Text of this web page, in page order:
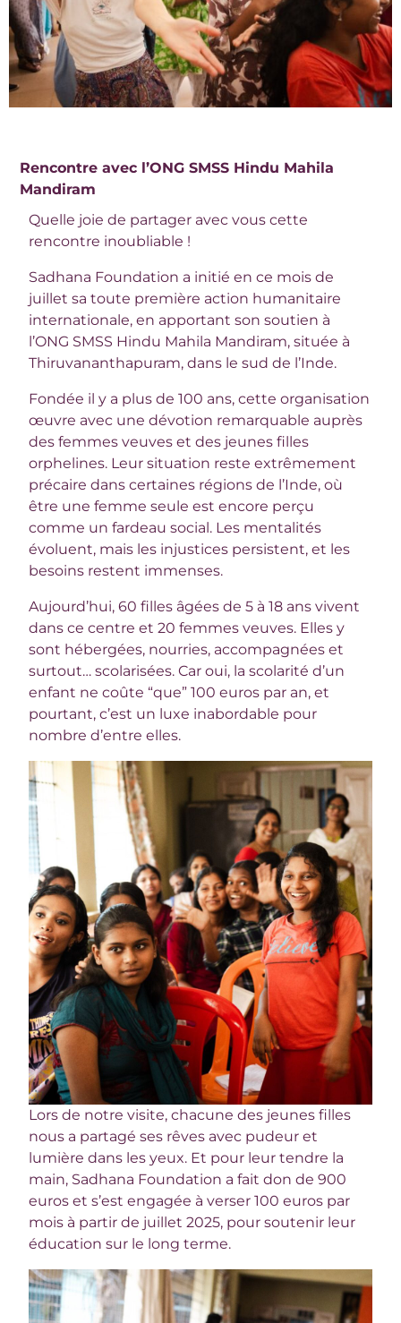
Rencontre avec l’ONG SMSS Hindu Mahila
Mandiram
Quelle joie de partager avec vous cette
rencontre inoubliable !
Sadhana Foundation a initié en ce mois de
juillet sa toute première action humanitaire
internationale, en apportant son soutien à
l’ONG SMSS Hindu Mahila Mandiram, située à
Thiruvananthapuram, dans le sud de l’Inde.
Fondée il y a plus de 100 ans, cette organisation
œuvre avec une dévotion remarquable auprès
des femmes veuves et des jeunes filles
orphelines. Leur situation reste extrêmement
précaire dans certaines régions de l’Inde, où
être une femme seule est encore perçu
comme un fardeau social. Les mentalités
évoluent, mais les injustices persistent, et les
besoins restent immenses.
Aujourd’hui, 60 filles âgées de 5 à 18 ans vivent
dans ce centre et 20 femmes veuves. Elles y
sont hébergées, nourries, accompagnées et
surtout… scolarisées. Car oui, la scolarité d’un
enfant ne coûte “que” 100 euros par an, et
pourtant, c’est un luxe inabordable pour
nombre d’entre elles.
Lors de notre visite, chacune des jeunes filles
nous a partagé ses rêves avec pudeur et
lumière dans les yeux. Et pour leur tendre la
main, Sadhana Foundation a fait don de 900
euros et s’est engagée à verser 100 euros par
mois à partir de juillet 2025, pour soutenir leur
éducation sur le long terme.